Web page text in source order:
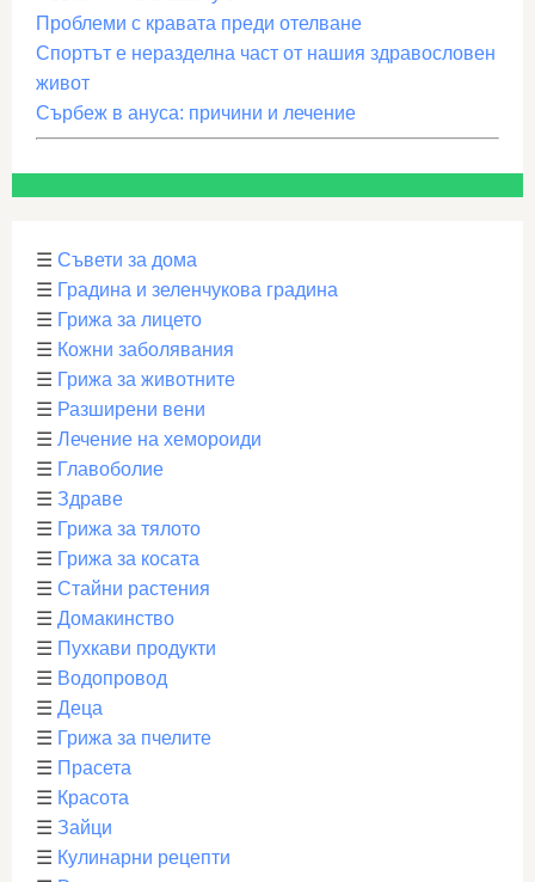
Проблеми с кравата преди отелване
Спортът е неразделна част от нашия здравословен
живот
Сърбеж в ануса: причини и лечение
☰ Съвети за дома
☰ Градина и зеленчукова градина
☰ Грижа за лицето
☰ Кожни заболявания
☰ Грижа за животните
☰ Разширени вени
☰ Лечение на хемороиди
☰ Главоболие
☰ Здраве
☰ Грижа за тялото
☰ Грижа за косата
☰ Стайни растения
☰ Домакинство
☰ Пухкави продукти
☰ Водопровод
☰ Деца
☰ Грижа за пчелите
☰ Прасета
☰ Красота
☰ Зайци
☰ Кулинарни рецепти